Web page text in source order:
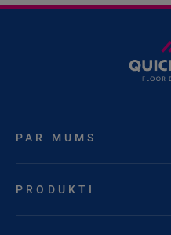
PAR MUMS
PRODUKTI